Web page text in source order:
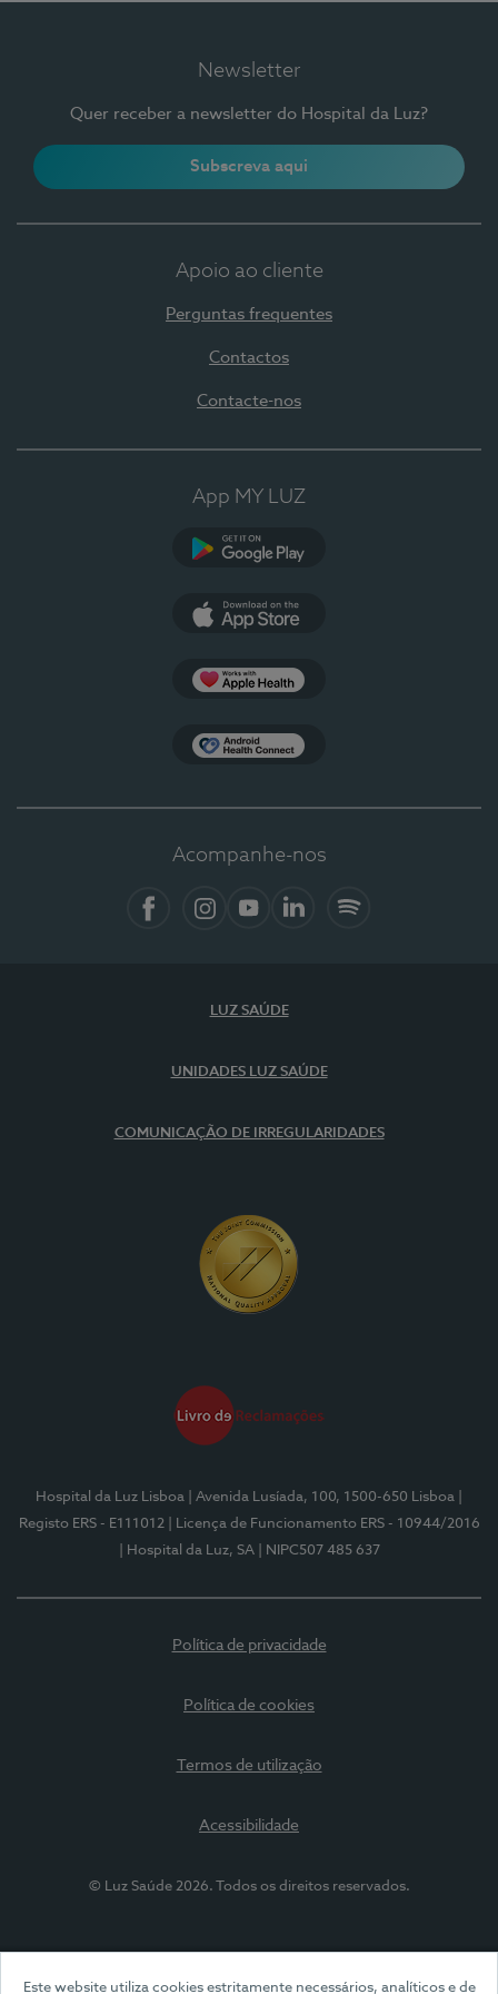
Este website utiliza cookies estritamente necessários, analíticos e de
Newsletter
Quer receber a newsletter do Hospital da Luz?
Subscreva aqui
Apoio ao cliente
Perguntas frequentes
Contactos
Contacte-nos
App MY LUZ
Acompanhe-nos
LUZ SAÚDE
UNIDADES LUZ SAÚDE
COMUNICAÇÃO DE IRREGULARIDADES
Hospital da Luz Lisboa | Avenida Lusíada, 100, 1500-650 Lisboa
Registo ERS - E111012
| Licença de Funcionamento ERS - 10944/2016
| Hospital da Luz, SA
| NIPC507 485 637
Política de privacidade
Política de cookies
Termos de utilização
Acessibilidade
© Luz Saúde 2026. Todos os direitos reservados.